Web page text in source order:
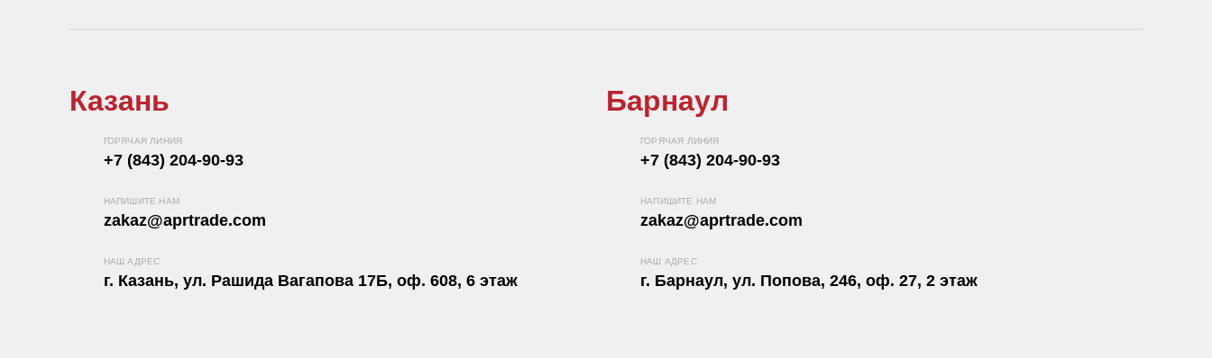
Казань
ГОРЯЧАЯ ЛИНИЯ
+7 (843) 204-90-93
НАПИШИТЕ НАМ
zakaz@aprtrade.com
НАШ АДРЕС
г. Казань, ул. Рашида Вагапова 17Б, оф. 608, 6 этаж
Барнаул
ГОРЯЧАЯ ЛИНИЯ
+7 (843) 204-90-93
НАПИШИТЕ НАМ
zakaz@aprtrade.com
НАШ АДРЕС
г. Барнаул, ул. Попова, 246, оф. 27, 2 этаж